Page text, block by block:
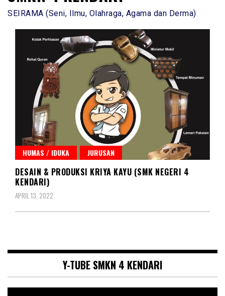
SEIRAMA (Seni, Ilmu, Olahraga, Agama dan Derma)
HUMAS / IDUKA JURUSAN
DESAIN & PRODUKSI KRIYA KAYU (SMK NEGERI 4
KENDARI)
APRIL 13, 2022
Y-TUBE SMKN 4 KENDARI